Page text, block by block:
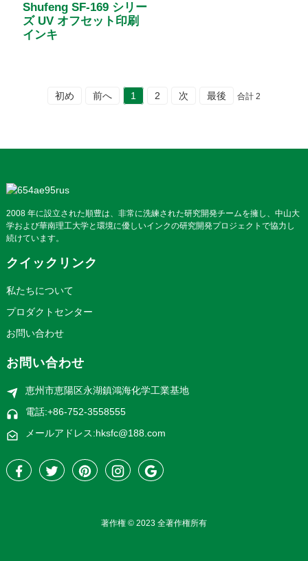
Shufeng SF-169 シリー
ズ UV オフセット印刷
インキ
初め 前へ 1 2 次 最後 合計 2
2008 年に設立された順豊は、非常に洗練された研究開発チームを擁し、中山大
学および華南理工大学と環境に優しいインクの研究開発プロジェクトで協力し
続けています。
クイックリンク
私たちについて
プロダクトセンター
お問い合わせ
お問い合わせ
恵州市恵陽区永湖鎮鴻海化学工業基地
電話:+86-752-3558555
メールアドレス:hksfc@188.com
著作権 © 2023 全著作権所有